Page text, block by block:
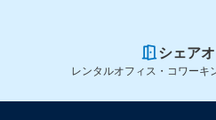
シェア
レンタルオフィス・コワーキ